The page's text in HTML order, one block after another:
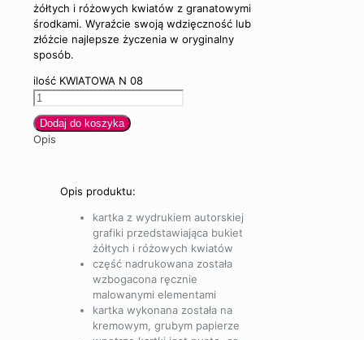
żółtych i różowych kwiatów z granatowymi
środkami. Wyraźcie swoją wdzięczność lub
złóżcie najlepsze życzenia w oryginalny
sposób.
ilość KWIATOWA N 08
Dodaj do koszyka
Opis
Opis produktu:
kartka z wydrukiem autorskiej
grafiki przedstawiająca bukiet
żółtych i różowych kwiatów
część nadrukowana została
wzbogacona ręcznie
malowanymi elementami
kartka wykonana została na
kremowym, grubym papierze